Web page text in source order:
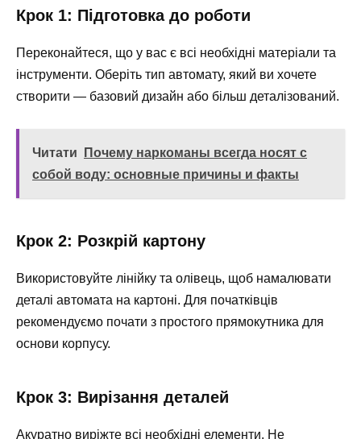
Крок 1: Підготовка до роботи
Переконайтеся, що у вас є всі необхідні матеріали та
інструменти. Оберіть тип автомату, який ви хочете
створити — базовий дизайн або більш деталізований.
Читати
Почему наркоманы всегда носят с
собой воду: основные причины и факты
Крок 2: Розкрій картону
Використовуйте лінійку та олівець, щоб намалювати
деталі автомата на картоні. Для початківців
рекомендуємо почати з простого прямокутника для
основи корпусу.
Крок 3: Вирізання деталей
Акуратно виріжте всі необхідні елементи. Не